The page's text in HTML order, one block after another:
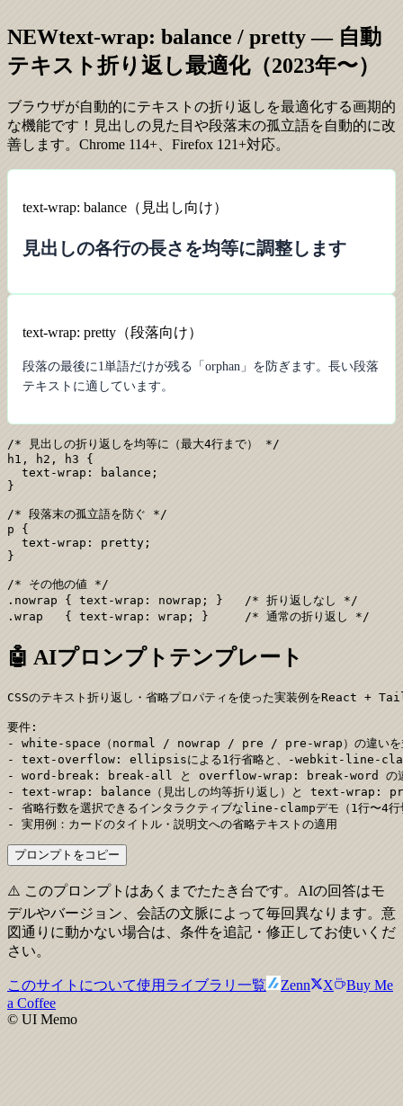
NEWtext-wrap: balance / pretty — 自動
テキスト折り返し最適化（2023年〜）
ブラウザが自動的にテキストの折り返しを最適化する画期的
な機能です！見出しの見た目や段落末の孤立語を自動的に改
善します。Chrome 114+、Firefox 121+対応。
text-wrap: balance（見出し向け）
見出しの各行の長さを均等に調整します
text-wrap: pretty（段落向け）
段落の最後に1単語だけが残る「orphan」を防ぎます。長い段落
テキストに適しています。
/* 見出しの折り返しを均等に（最大4行まで） */
h1, h2, h3 {
  text-wrap: balance;
}
/* 段落末の孤立語を防ぐ */
p {
  text-wrap: pretty;
}
/* その他の値 */
.nowrap { text-wrap: nowrap; }   /* 折り返しなし */
.wrap   { text-wrap: wrap; }     /* 通常の折り返し */
🤖 AIプロンプトテンプレート
CSSのテキスト折り返し・省略プロパティを使った実装例をReact +
要件:
- white-space（normal / nowrap / pre / pre-wrap）の違いを並
- text-overflow: ellipsisによる1行省略と、-webkit-line-clamp
- word-break: break-all と overflow-wrap: break-word の違いを
- text-wrap: balance（見出しの均等折り返し）と text-wrap:
- 省略行数を選択できるインタラクティブなline-clampデモ（1行〜4行
- 実用例：カードのタイトル・説明文への省略テキストの適用
プロンプトをコピー
⚠️ このプロンプトはあくまでたたき台です。AIの回答はモ
デルやバージョン、会話の文脈によって毎回異なります。意
図通りに動かない場合は、条件を追記・修正してお使いくだ
さい。
このサイトについて使用ライブラリ一覧 Zenn X
Buy Me
a Coffee
© UI Memo